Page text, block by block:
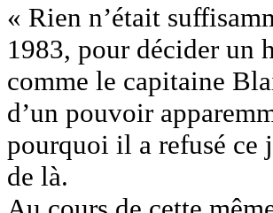
« Rien n’était
1983, pour décider un
comme le capitaine
d’un pouvoir
pourquoi il a refusé ce
de là.